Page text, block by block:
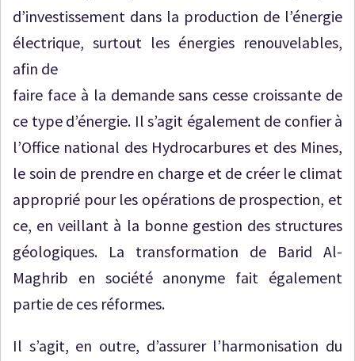
d’investissement dans la production de l’énergie
électrique, surtout les énergies renouvelables,
afin de
faire face à la demande sans cesse croissante de
ce type d’énergie. Il s’agit également de confier à
l’Office national des Hydrocarbures et des Mines,
le soin de prendre en charge et de créer le climat
approprié pour les opérations de prospection, et
ce, en veillant à la bonne gestion des structures
géologiques. La transformation de Barid Al-
Maghrib en société anonyme fait également
partie de ces réformes.
Il s’agit, en outre, d’assurer l’harmonisation du